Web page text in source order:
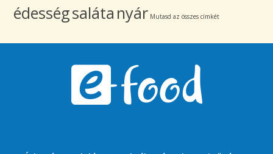
édességsaláta nyár Mutasd az összes címkét